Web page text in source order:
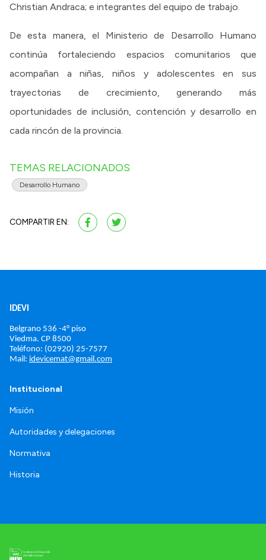
Christian Andraca; e integrantes del equipo de trabajo.
De esta manera, el Ministerio de Desarrollo Humano
continúa fortaleciendo espacios comunitarios que
acompañan a niñas, niños y adolescentes en sus
trayectorias de crecimiento, generando más
oportunidades de inclusión, contención y desarrollo en
cada rincón de la provincia.
TEMAS RELACIONADOS
Desarrollo Humano
COMPARTIR EN:
IDEVI
Belgrano 536 -4° piso
Viedma. CP 8500
Teléfono: (02920) 25-7577
Mail: idevicemat@gmail.com
Institucional
Misión
Autoridades y delegaciones
Normativa
Historia